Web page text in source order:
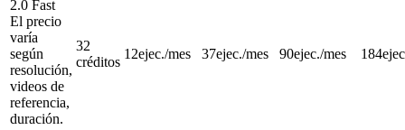
2.0 Fast
El precio
varía
según
resolución,
videos de
referencia,
duración.
32
créditos
12ejec./mes 37ejec./mes 90ejec./mes 184